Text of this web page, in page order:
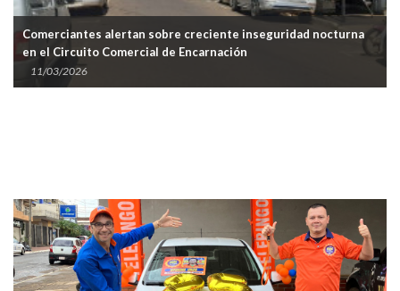
Comerciantes alertan sobre creciente inseguridad nocturna
en el Circuito Comercial de Encarnación
11/03/2026